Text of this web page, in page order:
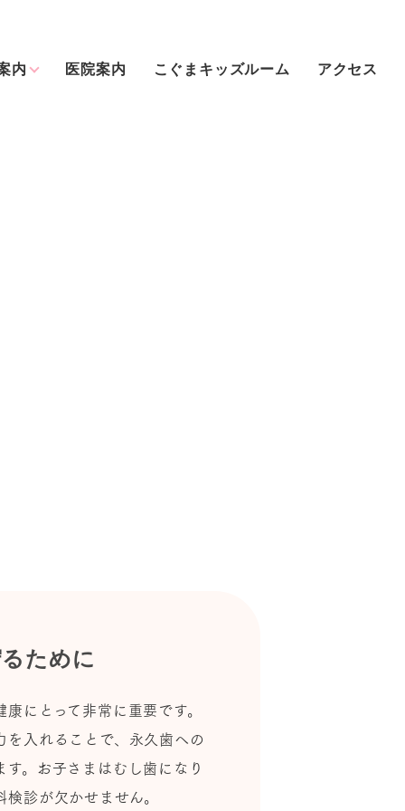
内 医院案内 こぐまキッズルーム アクセス
ために
にとって非常に重要です。
入れることで、永久歯への
。お子さまはむし歯になり
診が欠かせません。